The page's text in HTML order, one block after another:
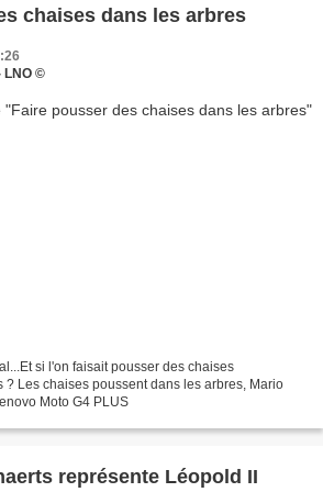
chaises dans les arbres
LNO ©
si l'on faisait pousser des chaises
Moto G4 PLUS
représente Léopold II